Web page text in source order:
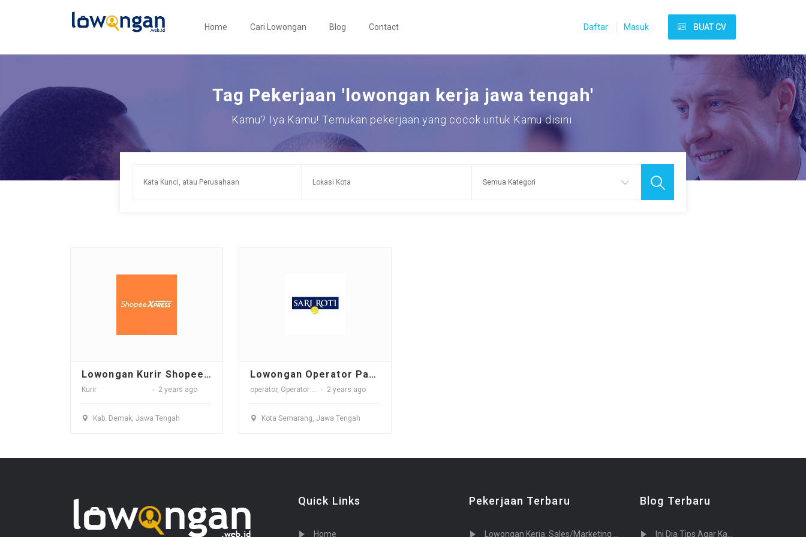
Home Cari Lowongan Blog Contact Daftar Masuk BUAT CV
Tag Pekerjaan 'lowongan kerja jawa tengah'
Kamu? Iya Kamu! Temukan pekerjaan yang cocok untuk Kamu disini.
Lowongan Kurir Shopee Express Hub Demak
Kurir 2 years ago
Kab. Demak, Jawa Tengah
Lowongan Operator Packing WB PT Nippon Indosari Corpindo - Semarang
operator, Operator Packing 2 years ago
Kota Semarang, Jawa Tengah
Quick Links
Home
Pekerjaan Terbaru
Lowongan Kerja: Sales/Marketing PT. Tujuh Cahaya Teknologi (Sevenlight.ID)
Blog Terbaru
Ini Dia Tips Agar Kamu Diterima Saat Melamar Kerja